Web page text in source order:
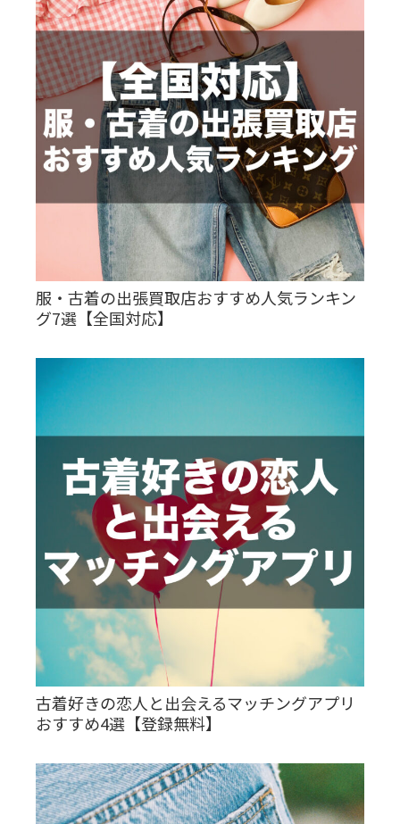
服・古着の出張買取店おすすめ人気ランキン
グ7選【全国対応】
古着好きの恋人と出会えるマッチングアプリ
おすすめ4選【登録無料】